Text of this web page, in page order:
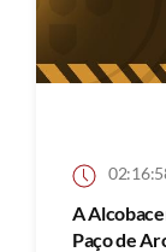
A
Paço de